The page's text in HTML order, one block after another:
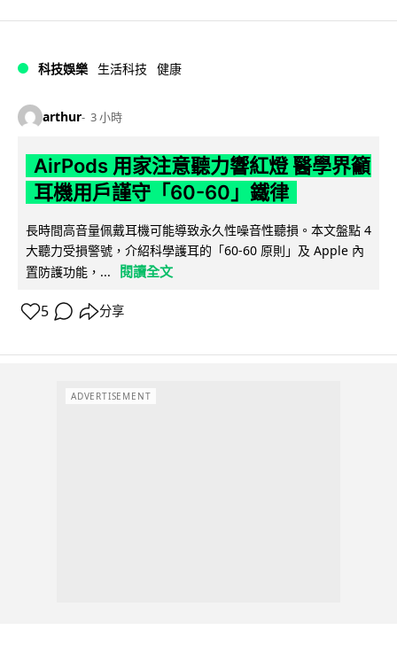
科技娛樂 生活科技 健康
arthur 3 小時
AirPods 用家注意聽力響紅燈 醫學界籲
耳機用戶謹守「60-60」鐵律
長時間高音量佩戴耳機可能導致永久性噪音性聽損。本文盤點 4
大聽力受損警號，介紹科學護耳的「60-60 原則」及 Apple 內
置防護功能，...
閱讀全文
5 分享
ADVERTISEMENT